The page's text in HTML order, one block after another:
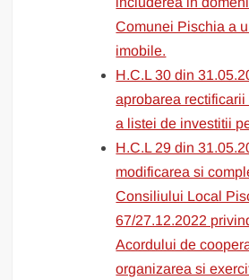
Comunei Pischia a
imobile.
H.C.L 30 din
aprobarea
a listei de investitii
H.C.L 29 din
modificarea si
Consiliului Local
67/27.12.2022
Acordului de
organizarea si